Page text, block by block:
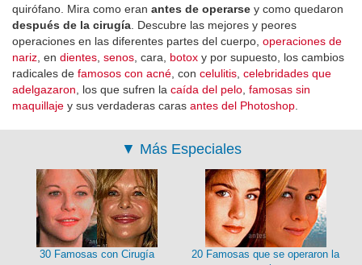
quirófano. Mira como eran antes de operarse y como quedaron
después de la cirugía . Descubre las mejores y peores
operaciones en las diferentes partes del cuerpo, operaciones de
nariz , en dientes senos , cara, botox y por supuesto, los cambios
radicales de famosos con acné , con celulitis celebridades que
adelgazaron , los que sufren la caída del pelo famosas sin
maquillaje y sus verdaderas caras antes del Photoshop
▼ Más Especiales
30 Famosas con Cirugía
20 Famosas que se operaron la